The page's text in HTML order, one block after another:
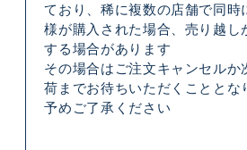
ており、稀に複数の店舗で同時
様が購入された場合、売り越し
する場合があります
その場合はご注文キャンセルか
荷までお待ちいただくこととな
予めご了承ください